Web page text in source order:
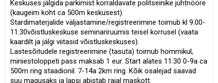
Keskuses jälgida parkimist korraldavate politseinike juhtnööre
(kaugeim koht ca 500m keskusest).
Stardimaterjalide väljastamine/registreerimine toimub kl 9.00-
11.30võistluskeskuse seminariruumis teisel korrusel (vaata
kaardilt ja jälgi viitasid võistluskeskuses).
Lastesõitudele registreerimine (tasuta) toimub hommikul,
miniestoloppeti pass maksab 1 eur. Start alates 11.30 0-9a ca
500m ring staadionil. 7-14a 2km ring. Kõik osalejad saavad
suu magusaks ja lapsi abistab rajal maskott.